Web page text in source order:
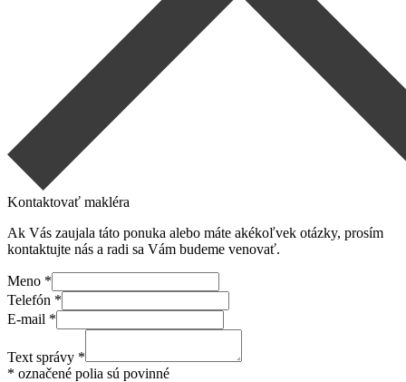
Kontaktovať makléra
Ak Vás zaujala táto ponuka alebo máte akékoľvek otázky, prosím
kontaktujte nás a radi sa Vám budeme venovať.
Meno *
Telefón *
E-mail *
Text správy *
* označené polia sú povinné